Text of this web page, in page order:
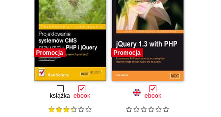
Promocja
książka ebook
Promocja
ebook